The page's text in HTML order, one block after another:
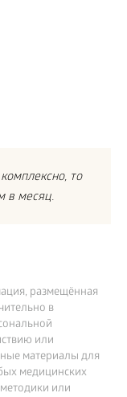
то
в месяц.
размещённая
в
или
материалы для
медицинских
или